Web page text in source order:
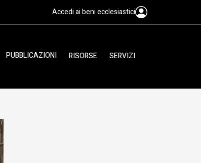
Accedi ai beni ecclesiastici
PUBBLICAZIONI RISORSE SERVIZI